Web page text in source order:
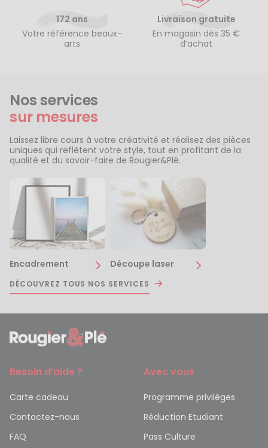
172 ans
Votre référence beaux-
arts
Livraison gratuite
En magasin dès 35 €
d’achat
Nos services
sur mesures
Laissez libre cours à votre créativité et réalisez des pièces
uniques qui reflètent votre style, tout en profitant de la
qualité et du savoir-faire de Rougier&Plé.
Encadrement Découpe laser
DÉCOUVREZ TOUS NOS SERVICES
Besoin d’aide ?
Carte cadeau
Contactez-nous
FAQ
Avec vous
Programme privilèges
Réduction Etudiant
Pass Culture